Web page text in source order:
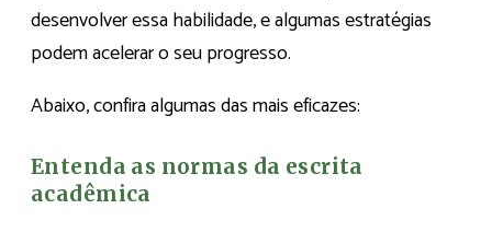
desenvolver essa habilidade, e algumas estratégias
podem acelerar o seu progresso.
Abaixo, confira algumas das mais eficazes:
Entenda as normas da escrita
acadêmica